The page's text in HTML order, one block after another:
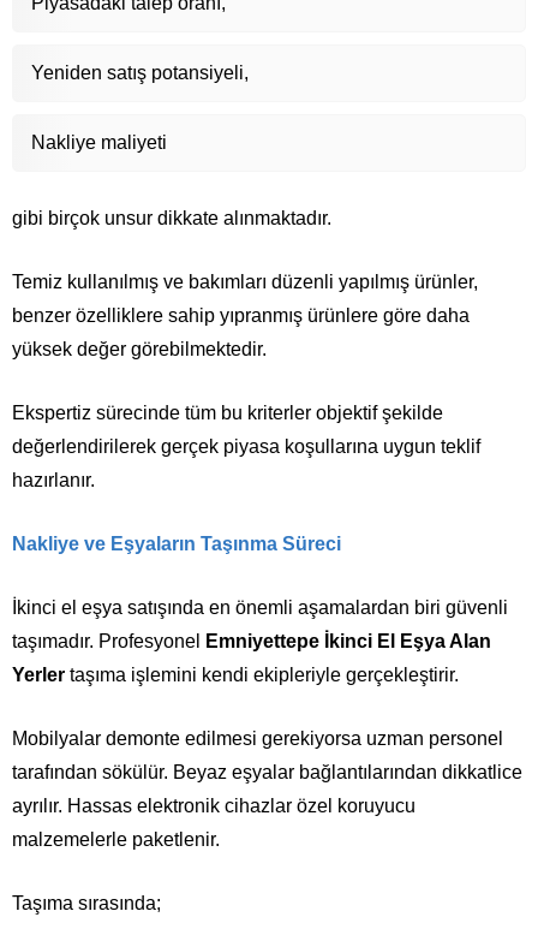
Yeniden satış potansiyeli,
Nakliye maliyeti
gibi birçok unsur dikkate alınmaktadır.
Temiz kullanılmış ve bakımları düzenli yapılmış ürünler,
benzer özelliklere sahip yıpranmış ürünlere göre daha
yüksek değer görebilmektedir.
Ekspertiz sürecinde tüm bu kriterler objektif şekilde
değerlendirilerek gerçek piyasa koşullarına uygun teklif
hazırlanır.
Nakliye ve Eşyaların Taşınma Süreci
İkinci el eşya satışında en önemli aşamalardan biri güvenli
taşımadır. Profesyonel
Emniyettepe İkinci El Eşya Alan
Yerler taşıma işlemini kendi ekipleriyle gerçekleştirir.
Mobilyalar demonte edilmesi gerekiyorsa uzman personel
tarafından sökülür. Beyaz eşyalar bağlantılarından dikkatlice
ayrılır. Hassas elektronik cihazlar özel koruyucu
malzemelerle paketlenir.
Taşıma sırasında;